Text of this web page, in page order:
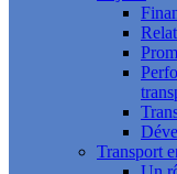
Transport